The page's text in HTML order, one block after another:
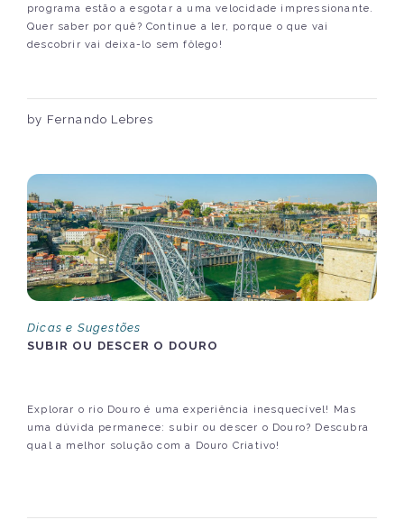
programa estão a esgotar a uma velocidade impressionante.
Quer saber por quê? Continue a ler, porque o que vai
descobrir vai deixa-lo sem fôlego!
by Fernando Lebres
Dicas e Sugestões
SUBIR OU DESCER O DOURO
Explorar o rio Douro é uma experiência inesquecível! Mas
uma dúvida permanece: subir ou descer o Douro? Descubra
qual a melhor solução com a Douro Criativo!